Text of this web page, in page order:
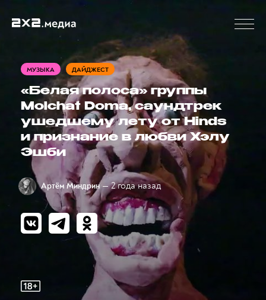
МУЗЫКА ДАЙДЖЕСТ
«Белая полоса» группы
Molchat Doma, саундтрек
ушедшему лету от Hinds
и признание в любви Хэлу
Эшби
Артём Миндрин — 2 года назад